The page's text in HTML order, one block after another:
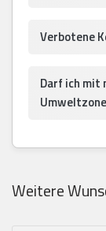
Verbotene
Darf ich mit
Weitere